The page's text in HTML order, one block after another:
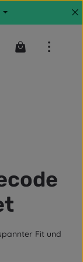
Produkte auf dem
Warenkorb
Fit und